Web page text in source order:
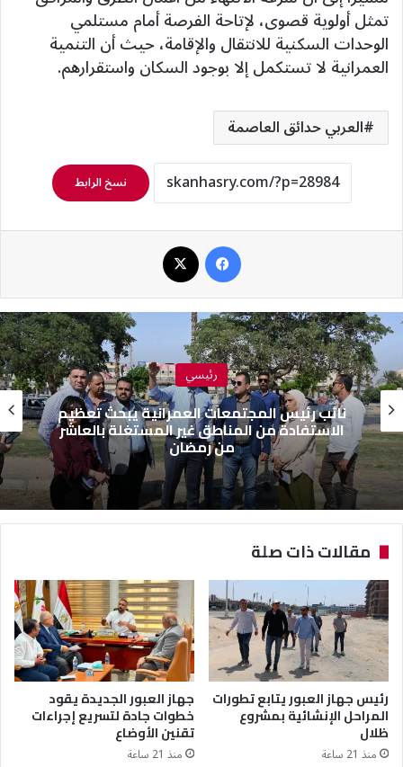
تمثل أولوية قصوى، لإتاحة الفرصة أمام مستلمي
الوحدات السكنية للانتقال والإقامة، حيث أن التنمية
العمرانية لا تستكمل إلا بوجود السكان واستقرارهم.
العربي حدائق العاصمة
نسخ الرابط
رئيسي
نائب رئيس المجتمعات العمرانية يبحث تعظيم
الاستفادة من المناطق غير المستغلة بالعاشر
من رمضان
مقالات ذات صلة
رئيس جهاز العبور يتابع تطورات
المراحل الإنشائية بمشروع
ظلال
منذ 21 ساعة
جهاز العبور الجديدة يقود
خطوات جادة لتسريع إجراءات
تقنين الأوضاع
منذ 21 ساعة